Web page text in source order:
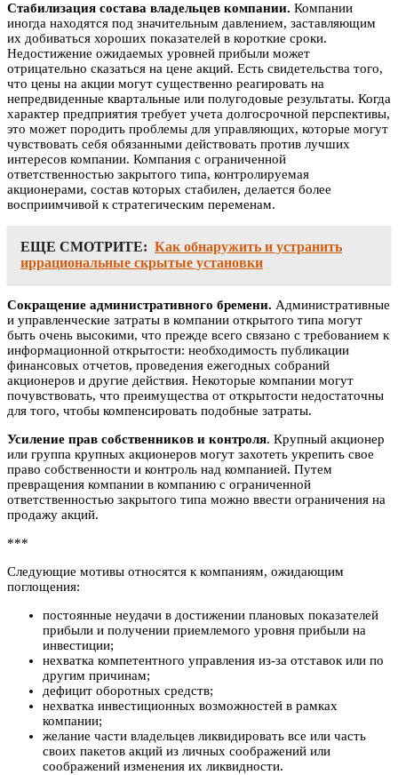
Стабилизация состава владельцев компании. Компании
иногда находятся под значительным давлением, заставляющим
их добиваться хороших показателей в короткие сроки.
Недостижение ожидаемых уровней прибыли может
отрицательно сказаться на цене акций. Есть свидетельства того,
что цены на акции могут существенно реагировать на
непредвиденные квартальные или полугодовые результаты. Когда
характер предприятия требует учета долгосрочной перспективы,
это может породить проблемы для управляющих, которые могут
чувствовать себя обязанными действовать против лучших
интересов компании. Компания с ограниченной
ответственностью закрытого типа, контролируемая
акционерами, состав которых стабилен, делается более
восприимчивой к стратегическим переменам.
ЕЩЕ СМОТРИТЕ: Как обнаружить и устранить
иррациональные скрытые установки
Сокращение административного бремени. Административные
и управленческие затраты в компании открытого типа могут
быть очень высокими, что прежде всего связано с требованием к
информационной открытости: необходимость публикации
финансовых отчетов, проведения ежегодных собраний
акционеров и другие действия. Некоторые компании могут
почувствовать, что преимущества от открытости недостаточны
для того, чтобы компенсировать подобные затраты.
Усиление прав собственников и контроля. Крупный акционер
или группа крупных акционеров могут захотеть укрепить свое
право собственности и контроль над компанией. Путем
превращения компании в компанию с ограниченной
ответственностью закрытого типа можно ввести ограничения на
продажу акций.
***
Следующие мотивы относятся к компаниям, ожидающим
поглощения:
постоянные неудачи в достижении плановых показателей
прибыли и получении приемлемого уровня прибыли на
инвестиции;
нехватка компетентного управления из-за отставок или по
другим причинам;
дефицит оборотных средств;
нехватка инвестиционных возможностей в рамках
компании;
желание части владельцев ликвидировать все или часть
своих пакетов акций из личных соображений или
соображений изменения их ликвидности.